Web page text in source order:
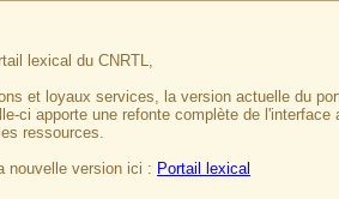
lexical du CNRTL,
et loyaux services, la version actuelle du
ci apporte une refonte complète de
ressources.
nouvelle version ici : Portail lexical